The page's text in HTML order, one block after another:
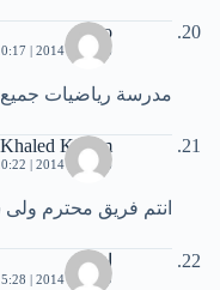
mero
26 يناير، 2014 | 10:17 م
مدرسة رياضيات
Khaled Kasem
26 يناير، 2014 | 10:22 م
انتم فريق محترم
انجى
29 يناير، 2014 | 5:28 م